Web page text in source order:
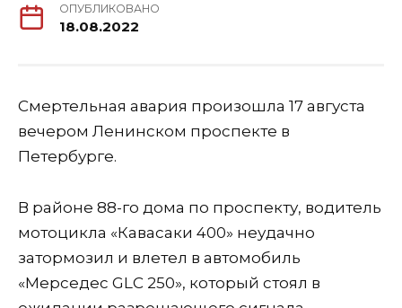
ОПУБЛИКОВАНО
18.08.2022
Смертельная авария произошла 17 августа
вечером Ленинском проспекте в
Петербурге.
В районе 88-го дома по проспекту, водитель
мотоцикла «Кавасаки 400» неудачно
затормозил и влетел в автомобиль
«Мерседес GLC 250», который стоял в